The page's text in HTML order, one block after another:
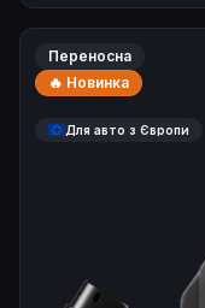
Переносна
🔥 Новинка
Для авто з Європи